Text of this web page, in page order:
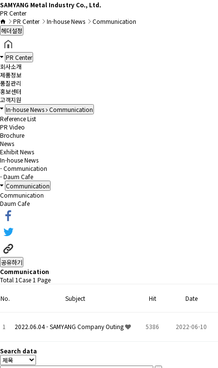
SAMYANG Metal Industry Co., Ltd.
PR Center
PR Center
In-house News
Communication
헤더설정
PR Center
회사소개
제품정보
품질관리
홍보센터
고객지원
In-house News Communication
Reference List
PR Video
Brochure
News
Exhibit News
In-house News
- Communication
- Daum Cafe
Communication
Communication
Daum Cafe
공유하기
Communication
Total 1Case 1 Page
No. Subject Hit Date
1 2022.06.04 - SAMYANG Company Outing 5386 2022-06-10
Search data